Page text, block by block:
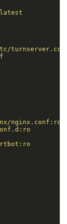
nginx.conf:ro